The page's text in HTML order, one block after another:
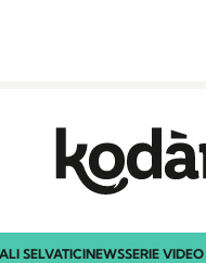
SELVATICINEWSSERIE VIDEO